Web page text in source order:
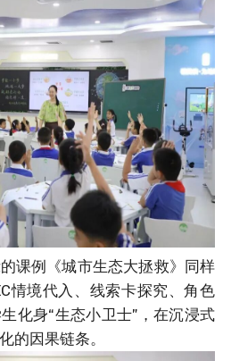
课例《城市生态大拯救》同样
情境代入、线索卡探究、角色
化身“生态小卫士”，在沉浸式
的因果链条。